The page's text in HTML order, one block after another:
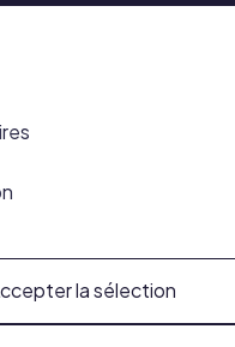
la sélection